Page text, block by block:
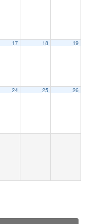
17 18 19
24 25 26